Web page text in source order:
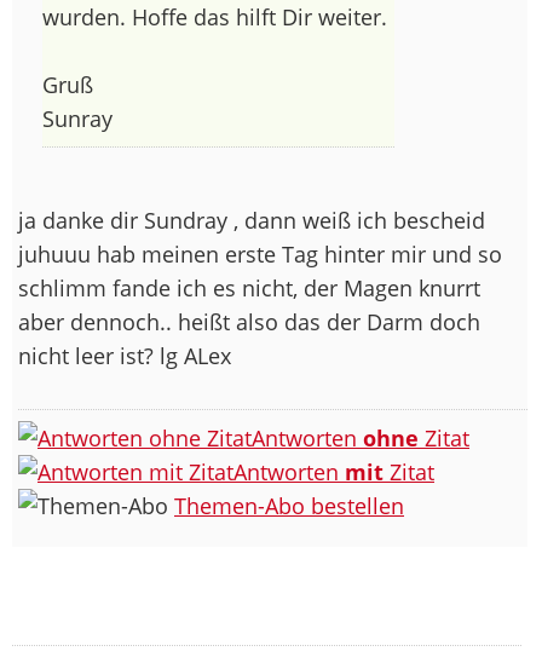
wurden. Hoffe das hilft Dir weiter.
Gruß
Sunray
ja danke dir Sundray , dann weiß ich bescheid
juhuuu hab meinen erste Tag hinter mir und so
schlimm fande ich es nicht, der Magen knurrt
aber dennoch.. heißt also das der Darm doch
nicht leer ist? lg ALex
Antworten ohne Zitat
Antworten mit Zitat
Themen-Abo bestellen